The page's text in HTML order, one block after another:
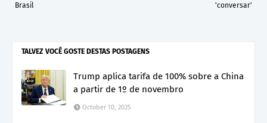
'conversar'
Brasil
TALVEZ VOCÊ GOSTE DESTAS POSTAGENS
Trump aplica tarifa de 100% sobre a China
a partir de 1º de novembro
October 10, 2025